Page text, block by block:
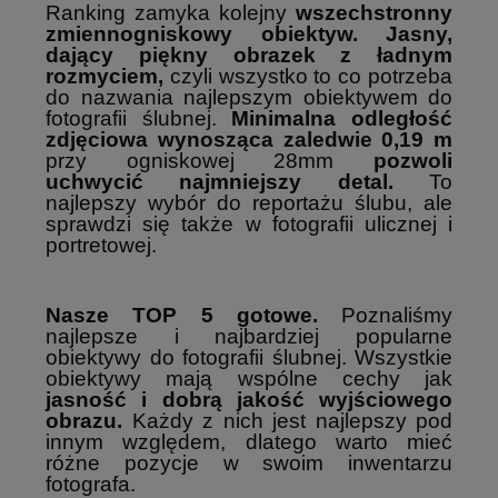
Ranking zamyka kolejny wszechstronny
zmiennogniskowy obiektyw.
Jasny,
dający piękny obrazek z ładnym
rozmyciem, czyli wszystko to co potrzeba
do nazwania najlepszym obiektywem do
fotografii ślubnej. Minimalna odległość
zdjęciowa wynosząca zaledwie 0,19 m
przy ogniskowej 28mm pozwoli
uchwycić najmniejszy detal. To
najlepszy wybór do reportażu ślubu, ale
sprawdzi się także w fotografii ulicznej i
portretowej.
Nasze TOP 5 gotowe. Poznaliśmy
najlepsze i najbardziej popularne
obiektywy do fotografii ślubnej. Wszystkie
obiektywy mają wspólne cechy jak
jasność i dobrą jakość wyjściowego
obrazu. Każdy z nich jest najlepszy pod
innym względem, dlatego warto mieć
różne pozycje w swoim inwentarzu
fotografa.